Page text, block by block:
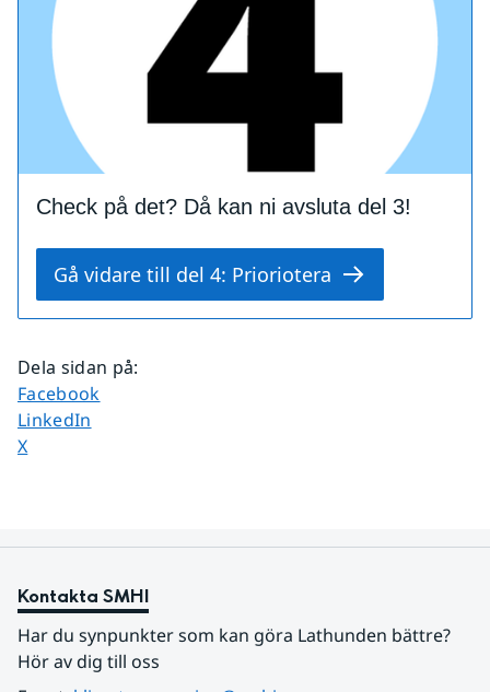
Check på det? Då kan ni avsluta del 3!
Gå vidare till del 4: Prioriotera
Dela sidan på:
Dela sidan på
Facebook
Dela sidan på
LinkedIn
Dela sidan på
X
Kontakta SMHI
Har du synpunkter som kan göra Lathunden bättre?
Hör av dig till oss